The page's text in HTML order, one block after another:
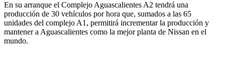
En su arranque el Complejo Aguascalientes A2 tendrá una
producción de 30 vehículos por hora que, sumados a las 65
unidades del complejo A1, permitirá incrementar la producción y
mantener a Aguascalientes como la mejor planta de Nissan en el
mundo.